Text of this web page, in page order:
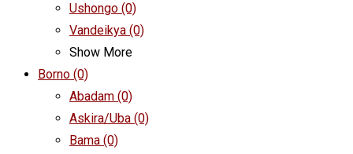
Ushongo (0)
Vandeikya (0)
Show More
Borno (0)
Abadam (0)
Askira/Uba (0)
Bama (0)